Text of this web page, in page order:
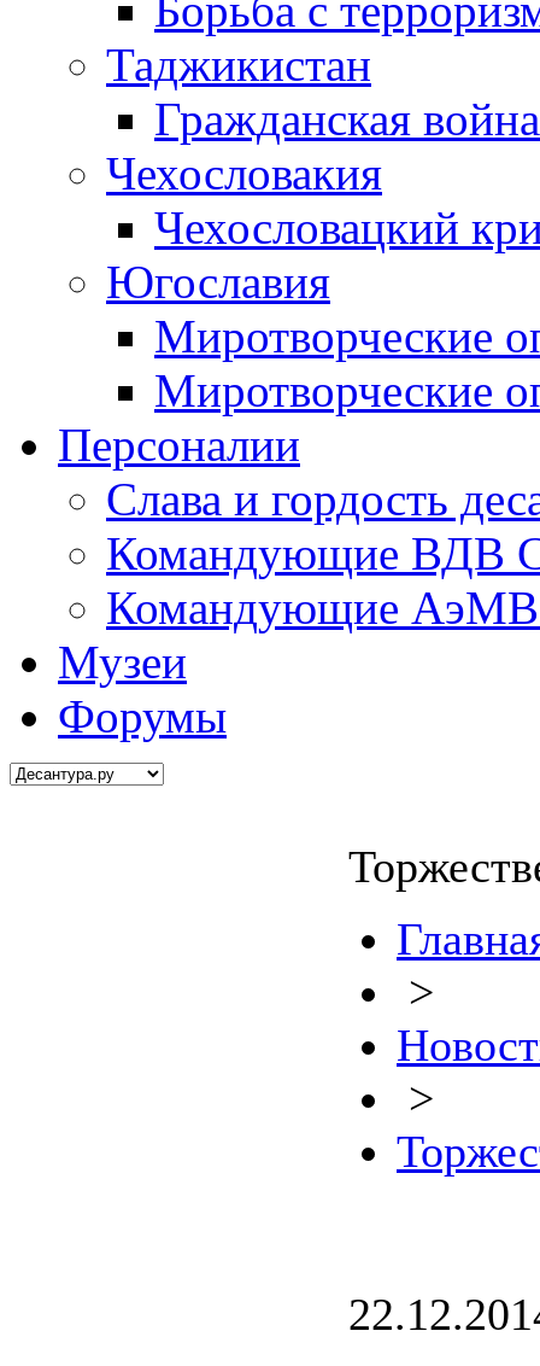
Таджикистан
Гражданская
Чехословакия
Чехословацкий
Югославия
Миротворческие
Миротворческие
Персоналии
Слава и гордость
Командующие ВДВ
Командующие АэМВ
Музеи
Форумы
>
>